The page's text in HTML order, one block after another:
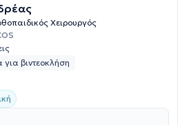
Χειρουργός
για βιντεοκλήση